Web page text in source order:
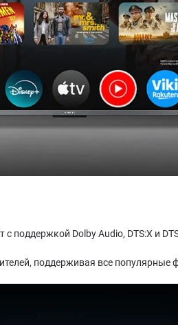
поддержкой Dolby Audio, DTS:X и
поддерживая все популярные